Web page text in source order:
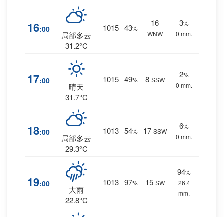
16:00
局部多云
31.2°C
1015 43%
16
WNW
3%
0 mm.
17:00
晴天
31.7°C
1015 49% 8 SSW
2%
0 mm.
18:00
局部多云
29.3°C
1013 54% 17 SSW
6%
0 mm.
19:00
大雨
22.8°C
1013 97% 15 SW
94%
26.4
mm.